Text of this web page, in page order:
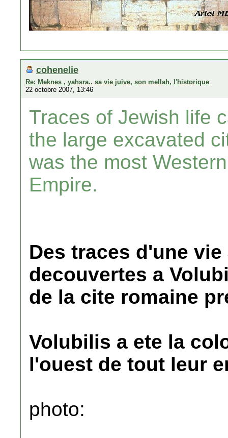
cohenelie
Re: Meknes , yahsra.. sa vie juive, son mellah, l'historique
22 octobre 2007, 13:46
Traces of Jewish life
the large excavated
was the most
Empire.
Des traces d'une
decouvertes a
de la cite romaine
Volubilis a ete la
l'ouest de tout leur
photo: